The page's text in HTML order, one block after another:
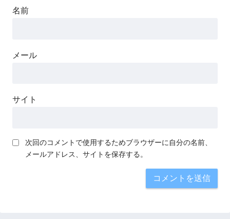
名前
メール
サイト
次回のコメントで使用するためブラウザーに自分の名前、
メールアドレス、サイトを保存する。